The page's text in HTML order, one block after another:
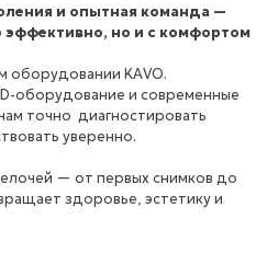
и опытная команда —
эффективно, но и с комфортом
оборудовании KAVO.
оборудование и современные
точно диагностировать
уверенно.
— от первых снимков до
здоровье, эстетику и